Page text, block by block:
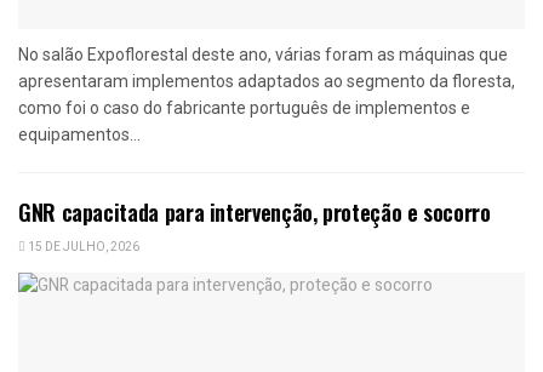
No salão Expoflorestal deste ano, várias foram as máquinas que
apresentaram implementos adaptados ao segmento da floresta,
como foi o caso do fabricante português de implementos e
equipamentos...
GNR capacitada para intervenção, proteção e socorro
15 DE JULHO, 2026